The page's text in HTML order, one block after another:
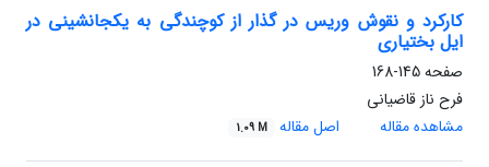
کارکرد و نقوش وریس در گذار از کوچندگی به یکجانشینی در
ایل بختیاری
صفحه145-168
فرح ناز قاضیانی
مشاهده مقاله
اصل مقاله 1.09 M